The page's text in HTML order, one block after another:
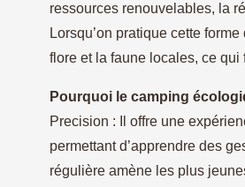
ressources renouvelables, la
Lorsqu’on pratique cette
flore et la faune locales, ce
Pourquoi le camping
Precision : Il offre une
permettant d’apprendre des
régulière amène les plus